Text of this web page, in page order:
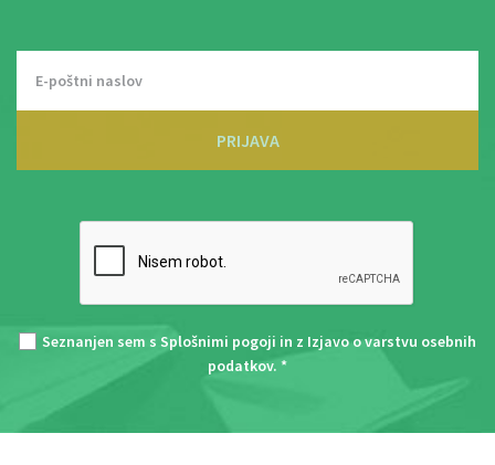
PRIJAVA
Seznanjen sem s Splošnimi pogoji in z Izjavo o varstvu osebnih
podatkov. *